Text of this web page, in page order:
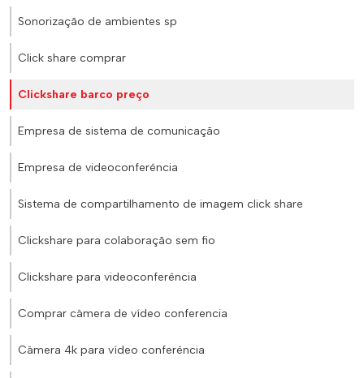
Sonorização de ambientes sp
Click share comprar
Clickshare barco preço
Empresa de sistema de comunicação
Empresa de videoconferência
Sistema de compartilhamento de imagem click share
Clickshare para colaboração sem fio
Clickshare para videoconferência
Comprar câmera de vídeo conferencia
Câmera 4k para vídeo conferência